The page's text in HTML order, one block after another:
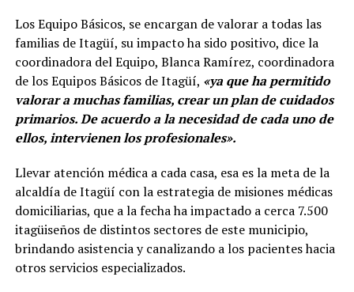
Los Equipo Básicos, se encargan de valorar a todas las
familias de Itagüí, su impacto ha sido positivo, dice la
coordinadora del Equipo, Blanca Ramírez, coordinadora
de los Equipos Básicos de Itagüí, «ya que ha permitido
valorar a muchas familias, crear un plan de cuidados
primarios. De acuerdo a la necesidad de cada uno de
ellos, intervienen los profesionales».
Llevar atención médica a cada casa, esa es la meta de la
alcaldía de Itagüí con la estrategia de misiones médicas
domiciliarias, que a la fecha ha impactado a cerca 7.500
itagüiseños de distintos sectores de este municipio,
brindando asistencia y canalizando a los pacientes hacia
otros servicios especializados.